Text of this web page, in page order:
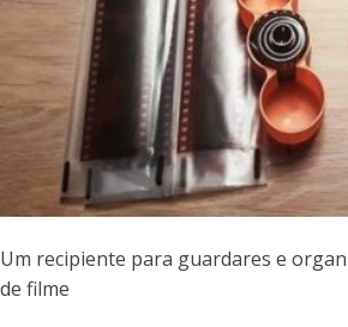
Um recipiente para guardares e
de filme